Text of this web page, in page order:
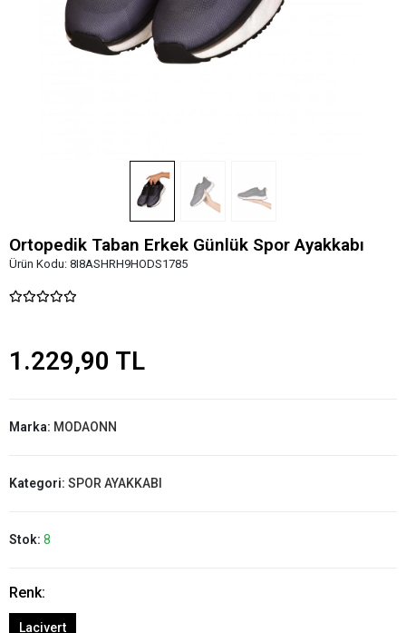
Ortopedik Taban Erkek Günlük Spor Ayakkabı
Ürün Kodu: 8I8ASHRH9HODS1785
1.229,90 TL
Marka: MODAONN
Kategori: SPOR AYAKKABI
Stok: 8
Renk:
Lacivert